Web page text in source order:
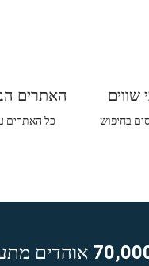
האתרים
כל האתרים
בחיפוש
אוהדים